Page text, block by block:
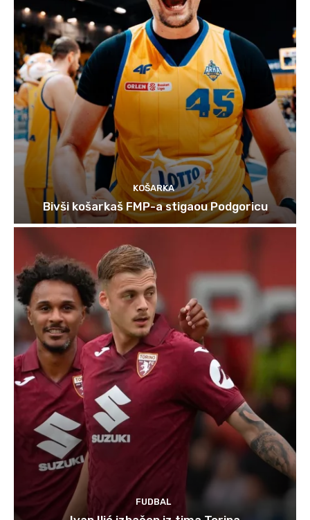
KOŠARKA
Bivši košarkaš FMP-a stigaou Podgoricu
FUDBAL